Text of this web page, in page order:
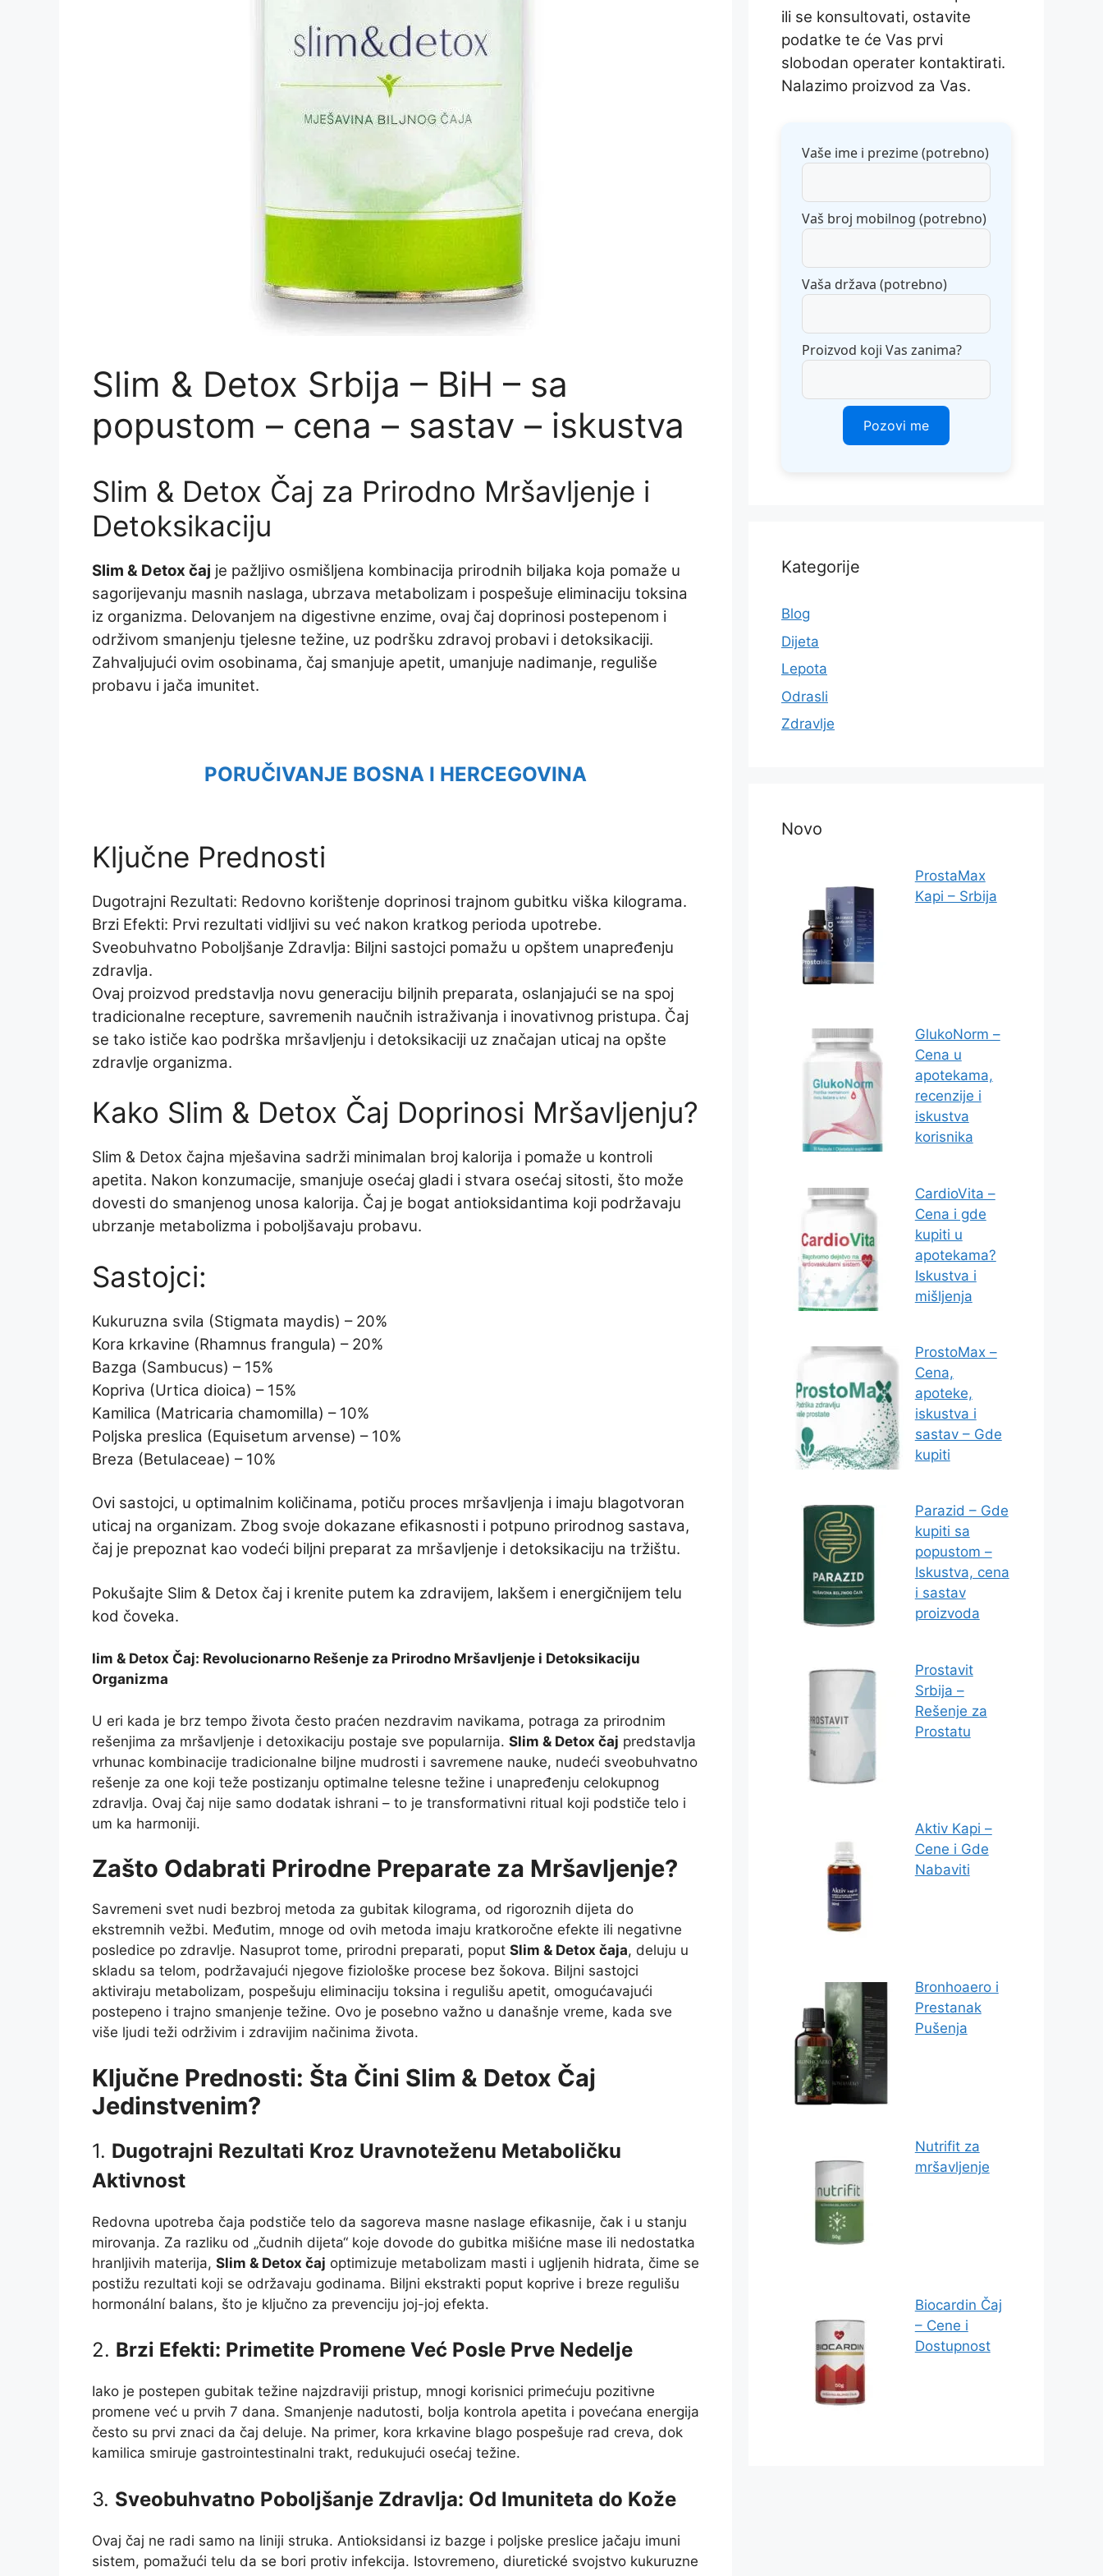
Slim & Detox Srbija – BiH – sa
popustom – cena – sastav – iskustva
Slim & Detox Čaj za Prirodno Mršavljenje i
Detoksikaciju
Slim & Detox čaj je pažljivo osmišljena kombinacija prirodnih biljaka koja pomaže u
sagorijevanju masnih naslaga, ubrzava metabolizam i pospešuje eliminaciju toksina
iz organizma. Delovanjem na digestivne enzime, ovaj čaj doprinosi postepenom i
održivom smanjenju tjelesne težine, uz podršku zdravoj probavi i detoksikaciji.
Zahvaljujući ovim osobinama, čaj smanjuje apetit, umanjuje nadimanje, reguliše
probavu i jača imunitet.
PORUČIVANJE BOSNA I HERCEGOVINA
Ključne Prednosti
Dugotrajni Rezultati: Redovno korištenje doprinosi trajnom gubitku viška kilograma.
Brzi Efekti: Prvi rezultati vidljivi su već nakon kratkog perioda upotrebe.
Sveobuhvatno Poboljšanje Zdravlja: Biljni sastojci pomažu u opštem unapređenju
zdravlja.
Ovaj proizvod predstavlja novu generaciju biljnih preparata, oslanjajući se na spoj
tradicionalne recepture, savremenih naučnih istraživanja i inovativnog pristupa. Čaj
se tako ističe kao podrška mršavljenju i detoksikaciji uz značajan uticaj na opšte
zdravlje organizma.
Kako Slim & Detox Čaj Doprinosi Mršavljenju?
Slim & Detox čajna mješavina sadrži minimalan broj kalorija i pomaže u kontroli
apetita. Nakon konzumacije, smanjuje osećaj gladi i stvara osećaj sitosti, što može
dovesti do smanjenog unosa kalorija. Čaj je bogat antioksidantima koji podržavaju
ubrzanje metabolizma i poboljšavaju probavu.
Sastojci:
Kukuruzna svila (Stigmata maydis) – 20%
Kora krkavine (Rhamnus frangula) – 20%
Bazga (Sambucus) – 15%
Kopriva (Urtica dioica) – 15%
Kamilica (Matricaria chamomilla) – 10%
Poljska preslica (Equisetum arvense) – 10%
Breza (Betulaceae) – 10%
Ovi sastojci, u optimalnim količinama, potiču proces mršavljenja i imaju blagotvoran
uticaj na organizam. Zbog svoje dokazane efikasnosti i potpuno prirodnog sastava,
čaj je prepoznat kao vodeći biljni preparat za mršavljenje i detoksikaciju na tržištu.
Pokušajte Slim & Detox čaj i krenite putem ka zdravijem, lakšem i energičnijem telu
kod čoveka.
lim & Detox Čaj: Revolucionarno Rešenje za Prirodno Mršavljenje i Detoksikaciju
Organizma
U eri kada je brz tempo života često praćen nezdravim navikama, potraga za prirodnim
rešenjima za mršavljenje i detoxikaciju postaje sve popularnija. Slim & Detox čaj predstavlja
vrhunac kombinacije tradicionalne biljne mudrosti i savremene nauke, nudeći sveobuhvatno
rešenje za one koji teže postizanju optimalne telesne težine i unapređenju celokupnog
zdravlja. Ovaj čaj nije samo dodatak ishrani – to je transformativni ritual koji podstiče telo i
um ka harmoniji.
Zašto Odabrati Prirodne Preparate za Mršavljenje?
Savremeni svet nudi bezbroj metoda za gubitak kilograma, od rigoroznih dijeta do
ekstremnih vežbi. Međutim, mnoge od ovih metoda imaju kratkoročne efekte ili negativne
posledice po zdravlje. Nasuprot tome, prirodni preparati, poput Slim & Detox čaja, deluju u
skladu sa telom, podržavajući njegove fiziološke procese bez šokova. Biljni sastojci
aktiviraju metabolizam, pospešuju eliminaciju toksina i regulišu apetit, omogućavajući
postepeno i trajno smanjenje težine. Ovo je posebno važno u današnje vreme, kada sve
više ljudi teži održivim i zdravijim načinima života.
Ključne Prednosti: Šta Čini Slim & Detox Čaj
Jedinstvenim?
1. Dugotrajni Rezultati Kroz Uravnoteženu Metaboličku
Aktivnost
Redovna upotreba čaja podstiče telo da sagoreva masne naslage efikasnije, čak i u stanju
mirovanja. Za razliku od „čudnih dijeta“ koje dovode do gubitka mišićne mase ili nedostatka
hranljivih materija, Slim & Detox čaj optimizuje metabolizam masti i ugljenih hidrata, čime se
postižu rezultati koji se održavaju godinama. Biljni ekstrakti poput koprive i breze regulišu
hormonální balans, što je ključno za prevenciju joj-joj efekta.
2. Brzi Efekti: Primetite Promene Već Posle Prve Nedelje
Iako je postepen gubitak težine najzdraviji pristup, mnogi korisnici primećuju pozitivne
promene već u prvih 7 dana. Smanjenje nadutosti, bolja kontrola apetita i povećana energija
često su prvi znaci da čaj deluje. Na primer, kora krkavine blago pospešuje rad creva, dok
kamilica smiruje gastrointestinalni trakt, redukujući osećaj težine.
3. Sveobuhvatno Poboljšanje Zdravlja: Od Imuniteta do Kože
Ovaj čaj ne radi samo na liniji struka. Antioksidansi iz bazge i poljske preslice jačaju imuni
sistem, pomažući telu da se bori protiv infekcija. Istovremeno, diuretické svojstvo kukuruzne
ili se konsultovati, ostavite
podatke te će Vas prvi
slobodan operater kontaktirati.
Nalazimo proizvod za Vas.
Vaše ime i prezime (potrebno)
Vaš broj mobilnog (potrebno)
Vaša država (potrebno)
Proizvod koji Vas zanima?
Kategorije
Blog
Dijeta
Lepota
Odrasli
Zdravlje
Novo
ProstaMax
Kapi – Srbija
GlukoNorm –
Cena u
apotekama,
recenzije i
iskustva
korisnika
CardioVita –
Cena i gde
kupiti u
apotekama?
Iskustva i
mišljenja
ProstoMax –
Cena,
apoteke,
iskustva i
sastav – Gde
kupiti
Parazid – Gde
kupiti sa
popustom –
Iskustva, cena
i sastav
proizvoda
Prostavit
Srbija –
Rešenje za
Prostatu
Aktiv Kapi –
Cene i Gde
Nabaviti
Bronhoaero i
Prestanak
Pušenja
Nutrifit za
mršavljenje
Biocardin Čaj
– Cene i
Dostupnost